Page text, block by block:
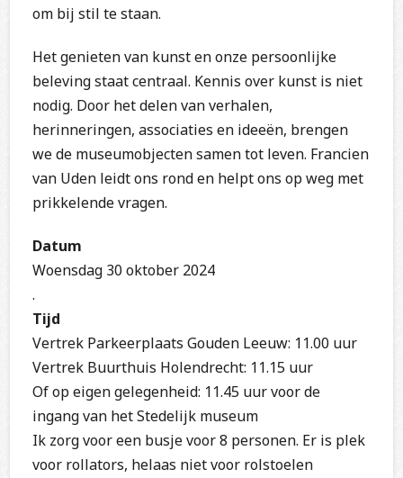
om bij stil te staan.
Het genieten van kunst en onze persoonlijke
beleving staat centraal. Kennis over kunst is niet
nodig. Door het delen van verhalen,
herinneringen, associaties en ideeën, brengen
we de museumobjecten samen tot leven. Francien
van Uden leidt ons rond en helpt ons op weg met
prikkelende vragen.
Datum
Woensdag 30 oktober 2024
.
Tijd
Vertrek Parkeerplaats Gouden Leeuw: 11.00 uur
Vertrek Buurthuis Holendrecht: 11.15 uur
Of op eigen gelegenheid: 11.45 uur voor de
ingang van het Stedelijk museum
Ik zorg voor een busje voor 8 personen. Er is plek
voor rollators, helaas niet voor rolstoelen